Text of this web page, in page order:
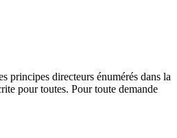
principes directeurs énumérés dans la
pour toutes. Pour toute demande